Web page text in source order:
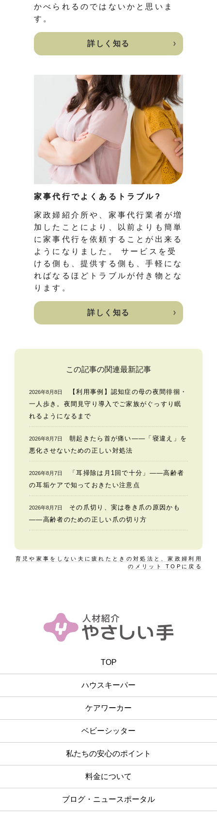
かべられるのではないかと思いま
す。
詳しく知る
家事代行でよくあるトラブル?
家政婦紹介所や、家事代行業者が増
加したことにより、以前よりも簡単
に家事代行を依頼することが出来る
ようになりました。 サービスを受
ける側も、提供する側も、手軽にな
ればなるほどトラブルが付き物とな
ります。
詳しく知る
この記事の関連最新記事
2026年8月8日
【利用事例】認知症の母の夜間徘徊・
一人歩き。夜間見守り導入でご家族がぐっすり眠
れるようになるまで
2026年8月7日
朝起きたら首が痛い——「寝違え」を
悪化させないための正しい対処法
2026年8月7日
「耳掃除は月1回で十分」——高齢者
の耳垢ケアで知っておきたい注意点
2026年8月7日
その爪切り、実は巻き爪の原因かも
——高齢者のための正しい爪の切り方
育児や家事をしない夫に疲れたときの対処法と、家政婦利用
のメリット TOPに戻る
TOP
ハウスキーパー
ケアワーカー
ベビーシッター
私たちの安心のポイント
料金について
ブログ・ニュースポータル